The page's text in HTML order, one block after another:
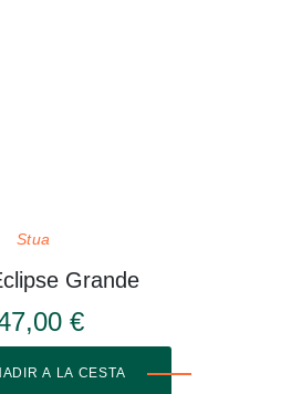
Stua
Grande
€
A LA CESTA